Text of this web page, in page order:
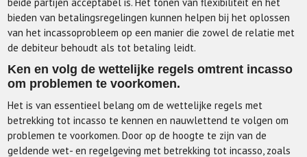
bieden van betalingsregelingen kunnen helpen bij het oplossen
van het incassoprobleem op een manier die zowel de relatie met
de debiteur behoudt als tot betaling leidt.
Ken en volg de wettelijke regels omtrent incasso
om problemen te voorkomen.
Het is van essentieel belang om de wettelijke regels met
betrekking tot incasso te kennen en nauwlettend te volgen om
problemen te voorkomen. Door op de hoogte te zijn van de
geldende wet- en regelgeving met betrekking tot incasso, zoals